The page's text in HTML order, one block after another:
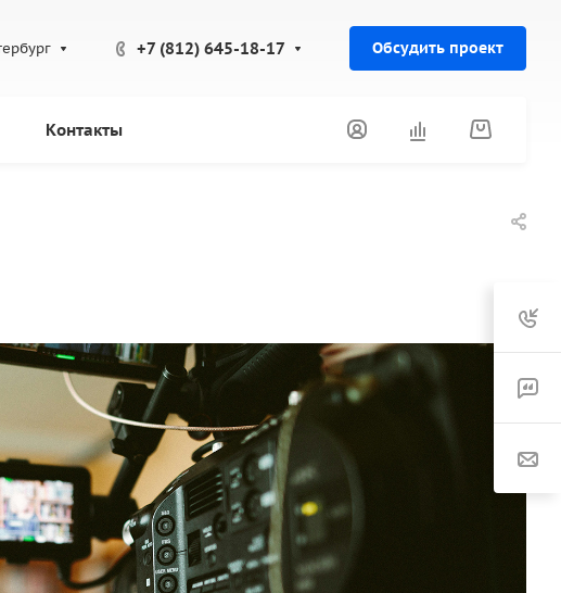
+7 (812) 645-18-17 Обсудить проект
Контакты